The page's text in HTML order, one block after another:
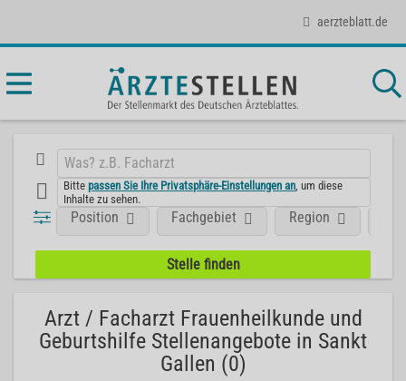
aerzteblatt.de
Bittepassen Sie Ihre Privatsphäre-Einstellungen an , um diese
Inhalte zu sehen.
Position Fachgebiet Region
Arzt / Facharzt Frauenheilkunde und
Geburtshilfe Stellenangebote in Sankt
Gallen (0)